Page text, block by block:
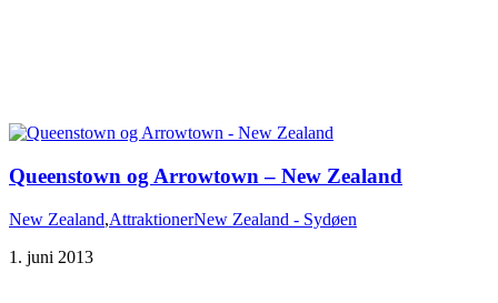
New Zealand,AttraktionerNew Zealand - Sydøen
1. juni 2013